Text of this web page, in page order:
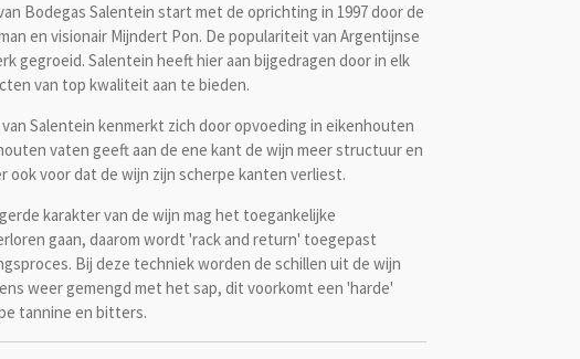
Bodegas Salentein start met de oprichting in 1997 door de
en visionair Mijndert Pon. De populariteit van Argentijnse
gegroeid. Salentein heeft hier aan bijgedragen door in elk
van top kwaliteit aan te bieden.
Salentein kenmerkt zich door opvoeding in eikenhouten
vaten geeft aan de ene kant de wijn meer structuur en
ook voor dat de wijn zijn scherpe kanten verliest.
karakter van de wijn mag het toegankelijke
gaan, daarom wordt 'rack and return' toegepast
Bij deze techniek worden de schillen uit de wijn
weer gemengd met het sap, dit voorkomt een 'harde'
tannine en bitters.